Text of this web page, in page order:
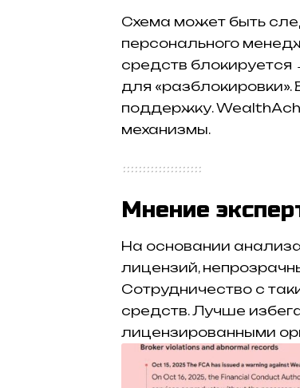
Схема может быть
персонального
средств блокируется
для «разблокировки».
поддержку.
механизмы.
Мнение
На основании
лицензий,
Сотрудничество с
средств. Лучше
лицензированными